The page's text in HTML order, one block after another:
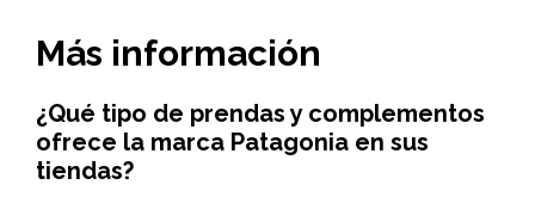
Más información
¿Qué tipo de prendas y complementos
ofrece la marca Patagonia en sus
tiendas?